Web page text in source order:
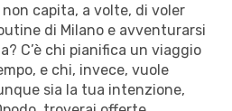
capita, a volte, di voler
di Milano e avventurarsi
C’è chi pianifica un viaggio
e chi, invece, vuole
sia la tua intenzione,